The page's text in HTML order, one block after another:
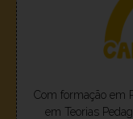
Com formação em
em Teorias